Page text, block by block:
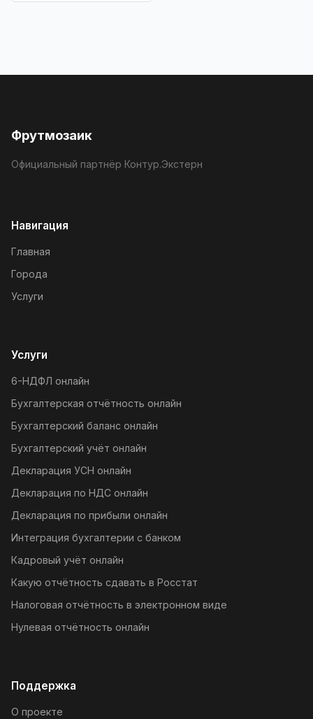
Фрутмозаик
Официальный партнёр Контур.Экстерн
Навигация
Главная
Города
Услуги
Услуги
6-НДФЛ онлайн
Бухгалтерская отчётность онлайн
Бухгалтерский баланс онлайн
Бухгалтерский учёт онлайн
Декларация УСН онлайн
Декларация по НДС онлайн
Декларация по прибыли онлайн
Интеграция бухгалтерии с банком
Кадровый учёт онлайн
Какую отчётность сдавать в Росстат
Налоговая отчётность в электронном виде
Нулевая отчётность онлайн
Поддержка
О проекте